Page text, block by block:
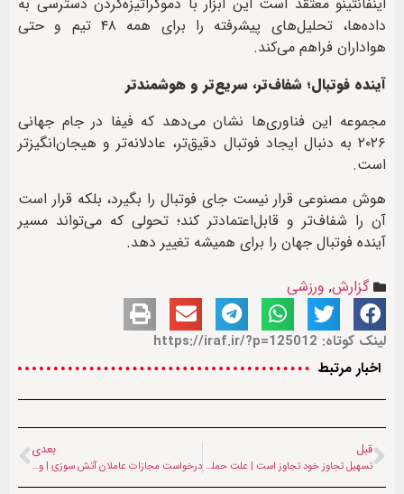
داده‌ها، تحلیل‌های پیشرفته را برای همه ۴۸ تیم و حتی
هواداران فراهم می‌کند.
آینده فوتبال؛ شفاف‌تر، سریع‌تر و هوشمندتر
مجموعه این فناوری‌ها نشان می‌دهد که فیفا در جام جهانی
۲۰۲۶ به دنبال ایجاد فوتبال دقیق‌تر، عادلانه‌تر و هیجان‌انگیزتر
است.
هوش مصنوعی قرار نیست جای فوتبال را بگیرد، بلکه قرار است
آن را شفاف‌تر و قابل‌اعتمادتر کند؛ تحولی که می‌تواند مسیر
آینده فوتبال جهان را برای همیشه تغییر دهد.
گزارش, ورزشی
لینک کوتاه: https://iraf.ir/?p=125012
اخبار مرتبط
قبل
تسهیل تجاوز خود تجاوز است | علت حمله موشکی ایران به پایگاه علی‌السالم کویت
بعدی
درخواست مجازات عاملان آتش سوزی | واکنش طالبان به زنده‌سوزی مهاجران افغان در ایتالیا